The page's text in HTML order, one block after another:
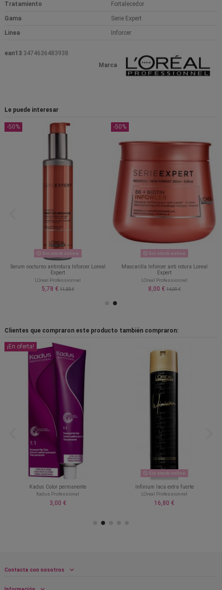
Tratamiento Fortalecedor
Gama Serie Expert
Linea Inforcer
Marca
ean13 3474636483938
Le puede interesar
-50%
Sin stock online
Serum nocturno antirotura Inforcer Loreal
Expert
LOreal Professionnel
5,78 €11,55 €
-50%
Sin stock online
Mascarilla Inforcer anti rotura Loreal
Expert
LOreal Professionnel
8,00 €16,00 €
Clientes que compraron este producto también compraron:
¡En oferta!
Kadus Color permanente
Kadus Professional
3,00 €
Sin stock online
Infinium laca extra fuerte
LOreal Professionnel
16,80 €
Contacta con nosotros